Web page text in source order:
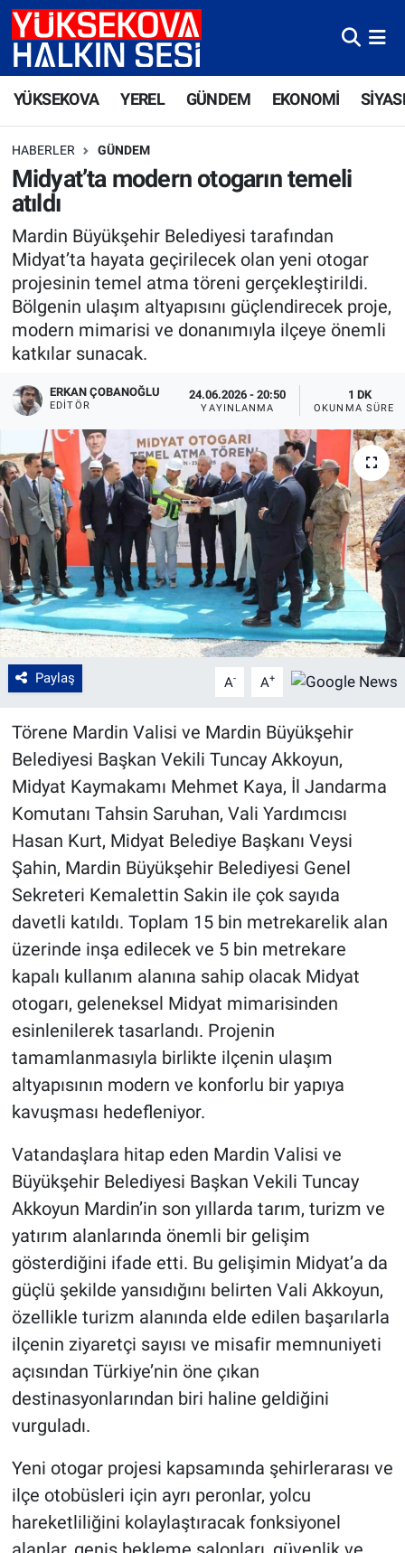
YÜKSEKOVA YEREL GÜNDEM EKONOMİ
HABERLER GÜNDEM
Midyat’ta modern otogarın temeli
atıldı
Mardin Büyükşehir Belediyesi tarafından
Midyat’ta hayata geçirilecek olan yeni otogar
projesinin temel atma töreni gerçekleştirildi.
Bölgenin ulaşım altyapısını güçlendirecek proje,
modern mimarisi ve donanımıyla ilçeye önemli
katkılar sunacak.
ERKAN ÇOBANOĞLU
EDITÖR
24.06.2026 - 20:50
YAYINLANMA
1 DK
OKUNMA SÜRESI
Paylaş A- A+
Törene Mardin Valisi ve Mardin Büyükşehir
Belediyesi Başkan Vekili Tuncay Akkoyun,
Midyat Kaymakamı Mehmet Kaya, İl Jandarma
Komutanı Tahsin Saruhan, Vali Yardımcısı
Hasan Kurt, Midyat Belediye Başkanı Veysi
Şahin, Mardin Büyükşehir Belediyesi Genel
Sekreteri Kemalettin Sakin ile çok sayıda
davetli katıldı. Toplam 15 bin metrekarelik alan
üzerinde inşa edilecek ve 5 bin metrekare
kapalı kullanım alanına sahip olacak Midyat
otogarı, geleneksel Midyat mimarisinden
esinlenilerek tasarlandı. Projenin
tamamlanmasıyla birlikte ilçenin ulaşım
altyapısının modern ve konforlu bir yapıya
kavuşması hedefleniyor.
Vatandaşlara hitap eden Mardin Valisi ve
Büyükşehir Belediyesi Başkan Vekili Tuncay
Akkoyun Mardin’in son yıllarda tarım, turizm ve
yatırım alanlarında önemli bir gelişim
gösterdiğini ifade etti. Bu gelişimin Midyat’a da
güçlü şekilde yansıdığını belirten Vali Akkoyun,
özellikle turizm alanında elde edilen başarılarla
ilçenin ziyaretçi sayısı ve misafir memnuniyeti
açısından Türkiye’nin öne çıkan
destinasyonlarından biri haline geldiğini
vurguladı.
Yeni otogar projesi kapsamında şehirlerarası ve
ilçe otobüsleri için ayrı peronlar, yolcu
hareketliliğini kolaylaştıracak fonksiyonel
Yüksekova Nöbetçi Eczaneler
Süper Lig Puan Durumu ve Fikstür
Tüm Manşetler
Son Dakika Haberleri
Haber Arşivi